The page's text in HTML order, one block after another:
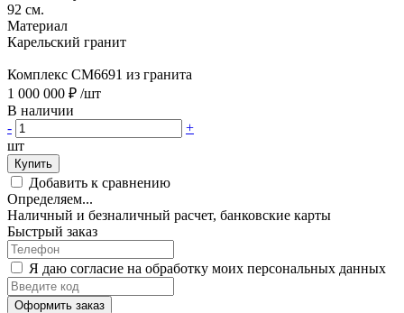
92 см.
Материал
Карельский гранит
Комплекс CM6691 из гранита
1 000 000 ₽ /шт
В наличии
-
+
шт
Купить
Добавить к сравнению
Определяем...
Наличный и безналичный расчет, банковские карты
Быстрый заказ
Я даю согласие на обработку моих персональных данных
Оформить заказ